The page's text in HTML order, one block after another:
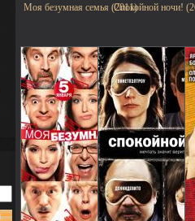
Моя безумная семья (2011)Спокойной ночи!